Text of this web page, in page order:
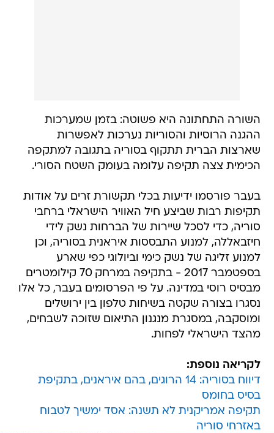
השורה התחתונה היא פשוטה: בזמן שמערכות
ההגנה הרוסיות והסוריות נערכות לאפשרות
שארצות הברית תתקוף בסוריה בתגובה למתקפה
הכימית צצה תקיפה עלומה בעומק השטח הסורי.
בעבר פורסמו ידיעות בכלי תקשורת זרים על אודות
תקיפות רבות שביצע חיל האוויר הישראלי ברחבי
סוריה, כדי לסכל שיירות של הברחות נשק לידי
חיזבאללה, למנוע התבססות איראנית בסוריה, וכן
למנוע זליגה של נשק כימי וביולוגי כפי שארע
בספטמבר 2017 - בתקיפה במרחק 70 קילומטרים
מבסיס רוסי במדינה. על פי הפרסומים בעבר, כל אלו
נסגרו בצורה שקטה בשיחות טלפון בין ירושלים
ומוסקבה, במסגרת מנגנון התיאום שזוכה לשבחים,
מהצד הישראלי לפחות.
לקריאה נוספת:
דיווח בסוריה: 14 הרוגים, בהם איראנים, בתקיפת
בסיס בחומס
תקיפה אמריקנית לא תשנה: אסד ימשיך לטבוח
באזרחי סוריה